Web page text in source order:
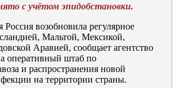
с учётом эпидобстановки.
возобновила регулярное
Мальтой, Мексикой,
Аравией, сообщает агентство
оперативный штаб по
и распространения новой
на территории страны.